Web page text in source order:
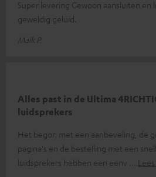
Super levering Gewoon aansluiten en
geweldig geluid.
Maik P.
Alles past in de Ultima
luidsprekers
Het begon met een aanbeveling, de
pagina's en de bestelling met een
luidsprekers hebben een eenv